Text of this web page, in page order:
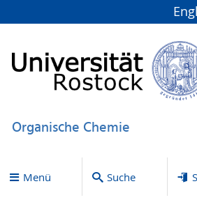
Organische Chemie
Menü Suche